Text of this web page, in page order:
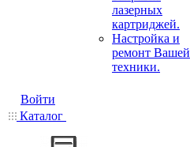
лазерных
картриджей.
Настройка и
ремонт Вашей
техники.
Войти
Каталог